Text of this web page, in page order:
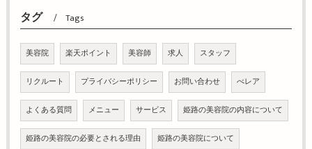
タグ Tags
美容院 楽天ポイント 美容師 求人 スタッフ
リクルート プライバシーポリシー お問い合わせ べレア
よくある質問 メニュー サービス 姫路の美容院の内容について
姫路の美容院の必要とされる理由 姫路の美容院について